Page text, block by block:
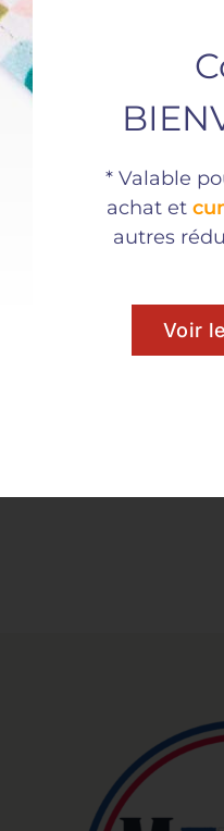
* Valable
achat et
autres
Voir